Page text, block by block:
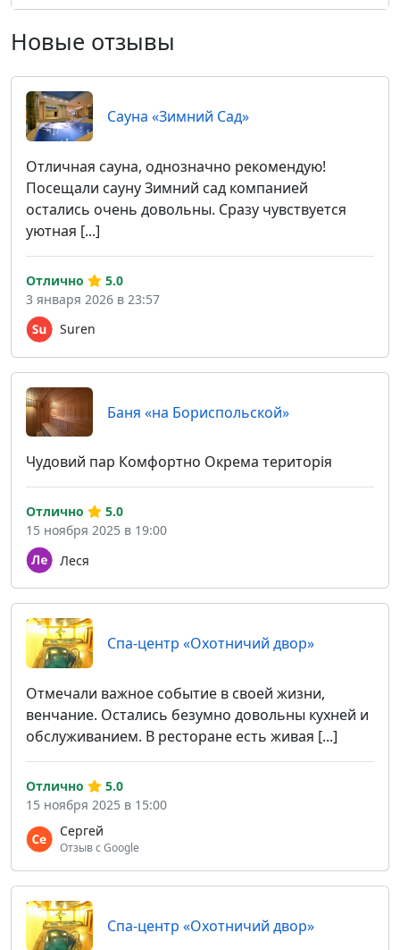
Новые отзывы
Сауна «Зимний Сад»
Отличная сауна, однозначно рекомендую!
Посещали сауну Зимний сад компанией
остались очень довольны. Сразу чувствуется
уютная [...]
Suren
Отлично
5.0
3 января 2026 в 23:57
Баня «на Бориспольской»
Чудовий пар Комфортно Окрема територія
Леся
Отлично
5.0
15 ноября 2025 в 19:00
Спа-центр «Охотничий двор»
Отмечали важное событие в своей жизни,
венчание. Остались безумно довольны кухней и
обслуживанием. В ресторане есть живая [...]
Сергей
Отзыв с Google
Отлично
5.0
15 ноября 2025 в 15:00
Спа-центр «Охотничий двор»